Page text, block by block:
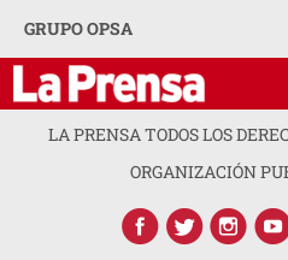
GRUPO OPSA
LA PRENSA TODOS LOS
ORGANIZACIÓN